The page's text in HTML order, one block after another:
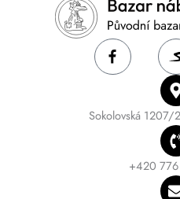
Sokolovská 1207/
+420